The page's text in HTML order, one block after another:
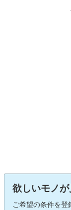
欲しいモノ
ご希望の条件を登